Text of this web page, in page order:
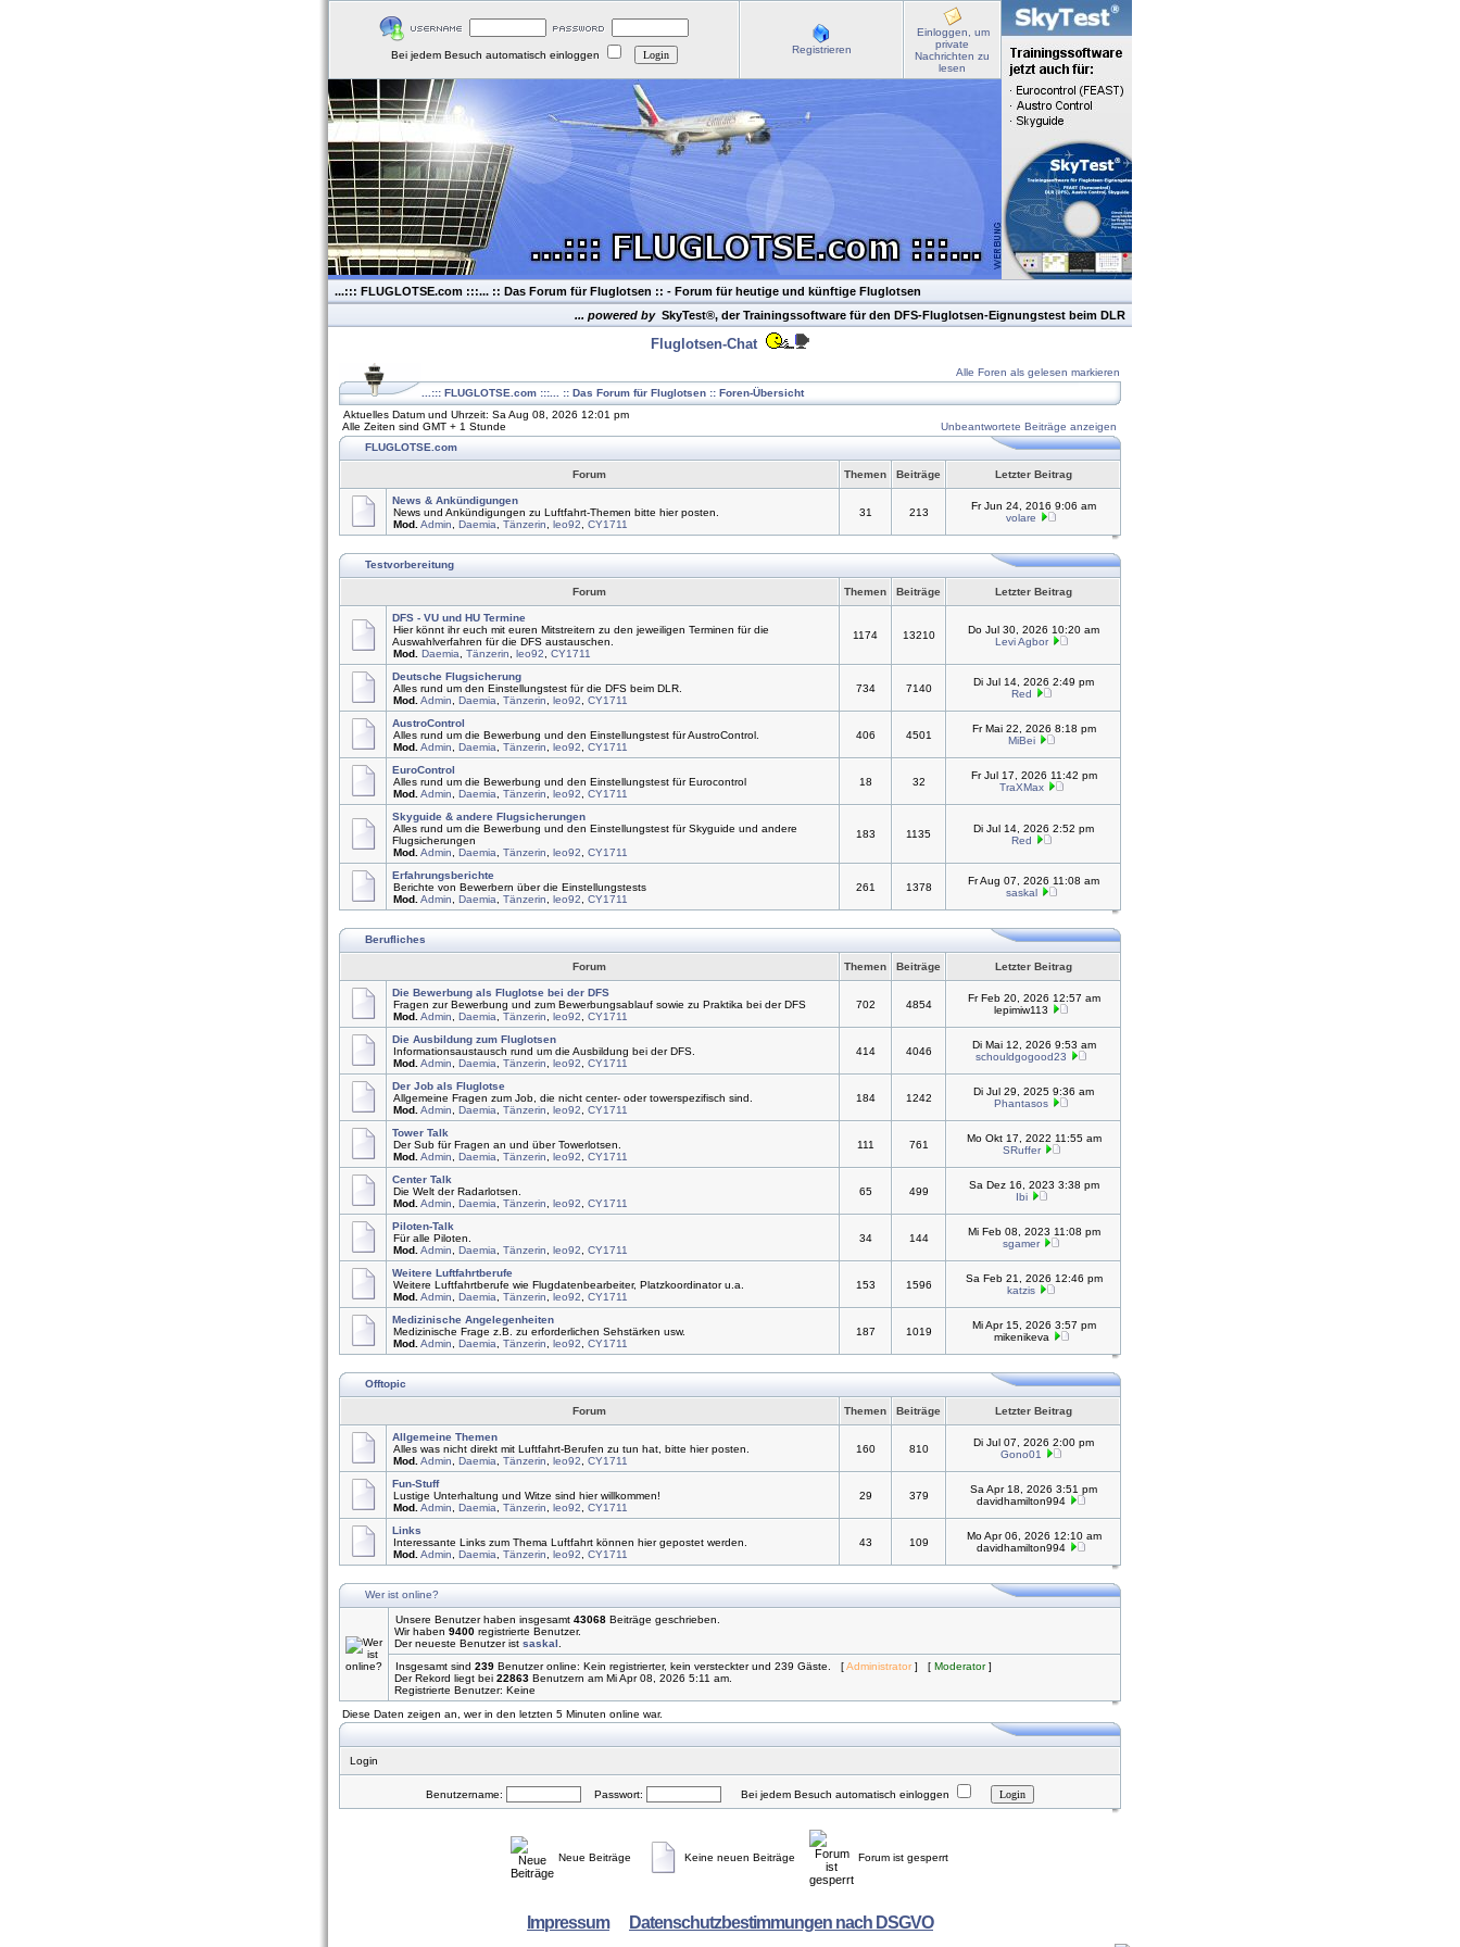
Bei jedem Besuch automatisch einloggen Registrieren
Einloggen, um
private
Nachrichten zu
lesen
...::: FLUGLOTSE.com :::... :: Das Forum für Fluglotsen :: - Forum für heutige und künftige Fluglotsen
... powered by SkyTest®, der Trainingssoftware für den DFS-Fluglotsen-Eignungstest beim DLR
Fluglotsen-Chat
Alle Foren als gelesen markieren
...::: FLUGLOTSE.com :::... :: Das Forum für Fluglotsen :: Foren-Übersicht
Aktuelles Datum und Uhrzeit: Sa Aug 08, 2026 12:01 pm
Alle Zeiten sind GMT + 1 Stunde
Unbeantwortete Beiträge anzeigen
FLUGLOTSE.com
Forum Themen Beiträge Letzter Beitrag
News & Ankündigungen
News und Ankündigungen zu Luftfahrt-Themen bitte hier posten.
Mod. Admin Daemia Tänzerin leo92 CY1711
31 213
Fr Jun 24, 2016 9:06 am
volare
Testvorbereitung
Forum Themen Beiträge Letzter Beitrag
DFS - VU und HU Termine
Hier könnt ihr euch mit euren Mitstreitern zu den jeweiligen Terminen für die
Auswahlverfahren für die DFS austauschen.
Mod. Daemia Tänzerin leo92 CY1711
1174 13210
Do Jul 30, 2026 10:20 am
Levi Agbor
Deutsche Flugsicherung
Alles rund um den Einstellungstest für die DFS beim DLR.
Mod. Admin Daemia Tänzerin leo92 CY1711
734 7140
Di Jul 14, 2026 2:49 pm
Red
AustroControl
Alles rund um die Bewerbung und den Einstellungstest für AustroControl.
Mod. Admin Daemia Tänzerin leo92 CY1711
406 4501
Fr Mai 22, 2026 8:18 pm
MiBei
EuroControl
Alles rund um die Bewerbung und den Einstellungstest für Eurocontrol
Mod. Admin Daemia Tänzerin leo92 CY1711
18 32
Fr Jul 17, 2026 11:42 pm
TraXMax
Skyguide & andere Flugsicherungen
Alles rund um die Bewerbung und den Einstellungstest für Skyguide und andere
Flugsicherungen
Mod. Admin Daemia Tänzerin leo92 CY1711
183 1135
Di Jul 14, 2026 2:52 pm
Red
Erfahrungsberichte
Berichte von Bewerbern über die Einstellungstests
Mod. Admin Daemia Tänzerin leo92 CY1711
261 1378
Fr Aug 07, 2026 11:08 am
saskal
Berufliches
Forum Themen Beiträge Letzter Beitrag
Die Bewerbung als Fluglotse bei der DFS
Fragen zur Bewerbung und zum Bewerbungsablauf sowie zu Praktika bei der DFS
Mod. Admin Daemia Tänzerin leo92 CY1711
702 4854
Fr Feb 20, 2026 12:57 am
lepimiw113
Die Ausbildung zum Fluglotsen
Informationsaustausch rund um die Ausbildung bei der DFS.
Mod. Admin Daemia Tänzerin leo92 CY1711
414 4046
Di Mai 12, 2026 9:53 am
schouldgogood23
Der Job als Fluglotse
Allgemeine Fragen zum Job, die nicht center- oder towerspezifisch sind.
Mod. Admin Daemia Tänzerin leo92 CY1711
184 1242
Di Jul 29, 2025 9:36 am
Phantasos
Tower Talk
Der Sub für Fragen an und über Towerlotsen.
Mod. Admin Daemia Tänzerin leo92 CY1711
111 761
Mo Okt 17, 2022 11:55 am
SRuffer
Center Talk
Die Welt der Radarlotsen.
Mod. Admin Daemia Tänzerin leo92 CY1711
65 499
Sa Dez 16, 2023 3:38 pm
Ibi
Piloten-Talk
Für alle Piloten.
Mod. Admin Daemia Tänzerin leo92 CY1711
34 144
Mi Feb 08, 2023 11:08 pm
sgamer
Weitere Luftfahrtberufe
Weitere Luftfahrtberufe wie Flugdatenbearbeiter, Platzkoordinator u.a.
Mod. Admin Daemia Tänzerin leo92 CY1711
153 1596
Sa Feb 21, 2026 12:46 pm
katzis
Medizinische Angelegenheiten
Medizinische Frage z.B. zu erforderlichen Sehstärken usw.
Mod. Admin Daemia Tänzerin leo92 CY1711
187 1019
Mi Apr 15, 2026 3:57 pm
mikenikeva
Offtopic
Forum Themen Beiträge Letzter Beitrag
Allgemeine Themen
Alles was nicht direkt mit Luftfahrt-Berufen zu tun hat, bitte hier posten.
Mod. Admin Daemia Tänzerin leo92 CY1711
160 810
Di Jul 07, 2026 2:00 pm
Gono01
Fun-Stuff
Lustige Unterhaltung und Witze sind hier willkommen!
Mod. Admin Daemia Tänzerin leo92 CY1711
29 379
Sa Apr 18, 2026 3:51 pm
davidhamilton994
Links
Interessante Links zum Thema Luftfahrt können hier gepostet werden.
Mod. Admin Daemia Tänzerin leo92 CY1711
43 109
Mo Apr 06, 2026 12:10 am
davidhamilton994
Wer ist online?
Unsere Benutzer haben insgesamt 43068 Beiträge geschrieben.
Wir haben 9400 registrierte Benutzer.
Der neueste Benutzer ist saskal
Insgesamt sind 239 Benutzer online: Kein registrierter, kein versteckter und 239 Gäste. [Administrator ] [ Moderator]
Der Rekord liegt bei 22863 Benutzern am Mi Apr 08, 2026 5:11 am.
Registrierte Benutzer: Keine
Diese Daten zeigen an, wer in den letzten 5 Minuten online war.
Login
Benutzername: Passwort: Bei jedem Besuch automatisch einloggen
Neue Beiträge Keine neuen Beiträge Forum ist gesperrt
Impressum Datenschutzbestimmungen nach DSGVO